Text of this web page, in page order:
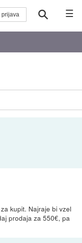
☰
kupit. Najraje bi vzel
prodaja za 550€, pa